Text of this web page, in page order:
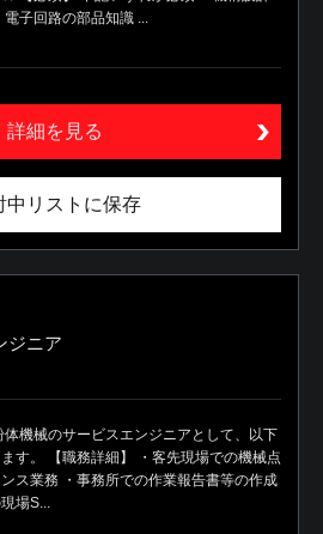
子回路の部品知識 ...
詳細を見る
中リストに保存
ジニア
体機械のサービスエンジニアとして、以下
す。 【職務詳細】 ・客先現場での機械点
ス業務 ・事務所での作業報告書等の作成
場S...